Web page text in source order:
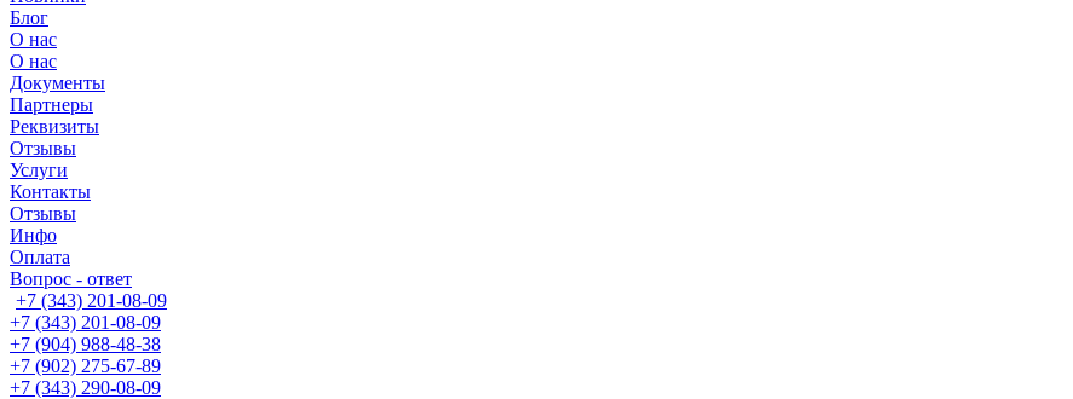
Блог
О нас
О нас
Документы
Партнеры
Реквизиты
Отзывы
Услуги
Контакты
Отзывы
Инфо
Оплата
Вопрос - ответ
+7 (343) 201-08-09
+7 (343) 201-08-09
+7 (904) 988-48-38
+7 (902) 275-67-89
+7 (343) 290-08-09